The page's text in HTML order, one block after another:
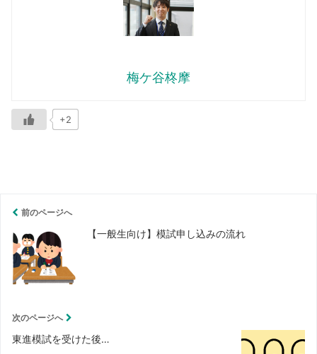
梅ケ谷柊摩
+2
前のページへ
【一般生向け】模試申し込みの流れ
次のページへ
東進模試を受けた後…